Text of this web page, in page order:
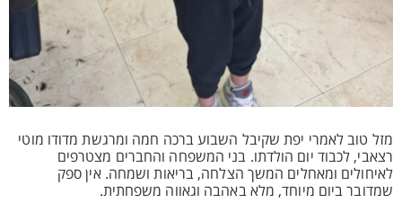
מזל טוב לאמרי יפת שקיבל השבוע ברכה חמה ומרגשת מדודו מוטי
רצאבי, לכבוד יום הולדתו. בני המשפחה והחברים מצטרפים
לאיחולים ומאחלים המשך הצלחה, בריאות ושמחה. אין ספק
שמדובר ביום מיוחד, מלא באהבה וגאווה משפחתית.